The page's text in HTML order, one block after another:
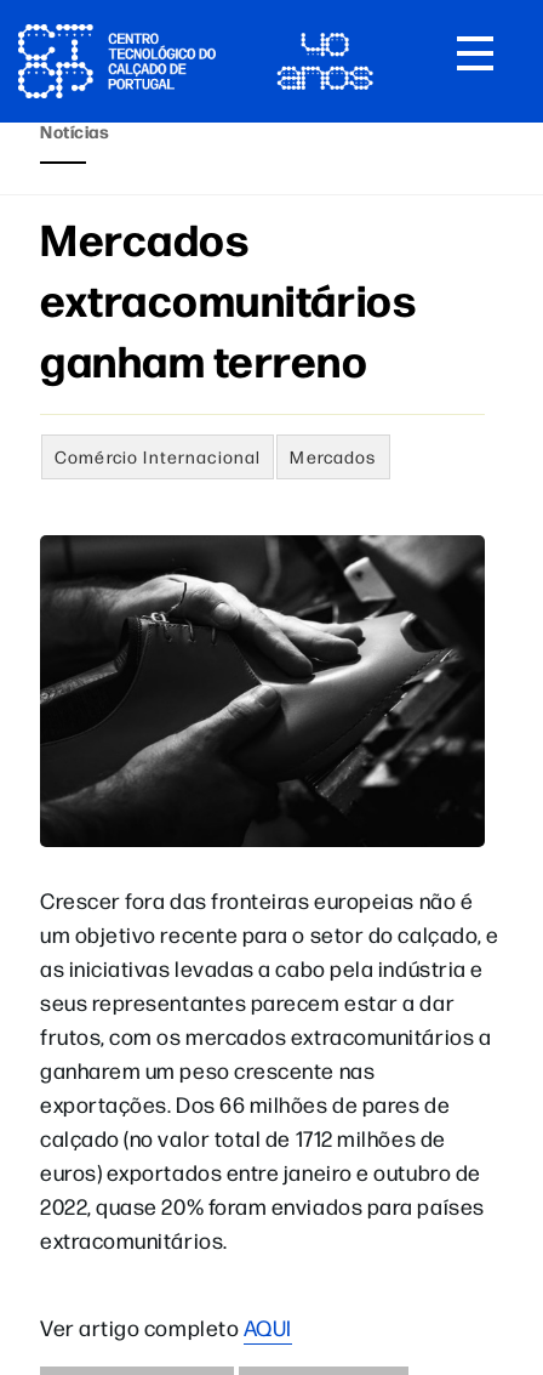
Toggle
Notícias
Mercados
extracomunitários
ganham terreno
Comércio Internacional Mercados
Crescer fora das fronteiras europeias não é
um objetivo recente para o setor do calçado, e
as iniciativas levadas a cabo pela indústria e
seus representantes parecem estar a dar
frutos, com os mercados extracomunitários a
ganharem um peso crescente nas
exportações. Dos 66 milhões de pares de
calçado (no valor total de 1712 milhões de
euros) exportados entre janeiro e outubro de
2022, quase 20% foram enviados para países
extracomunitários.
Ver artigo completoAQUI